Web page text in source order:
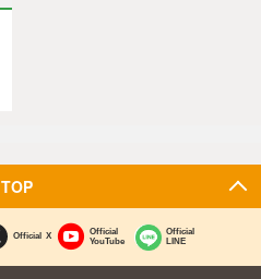
TOP
Official X
Official
YouTube
Official
LINE